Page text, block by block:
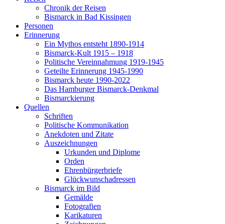
Chronik der Reisen
Bismarck in Bad Kissingen
Personen
Erinnerung
Ein Mythos entsteht 1890-1914
Bismarck-Kult 1915 – 1918
Politische Vereinnahmung 1919-1945
Geteilte Erinnerung 1945-1990
Bismarck heute 1990-2022
Das Hamburger Bismarck-Denkmal
Bismarckierung
Quellen
Schriften
Politische Kommunikation
Anekdoten und Zitate
Auszeichnungen
Urkunden und Diplome
Orden
Ehrenbürgerbriefe
Glückwunschadressen
Bismarck im Bild
Gemälde
Fotografien
Karikaturen